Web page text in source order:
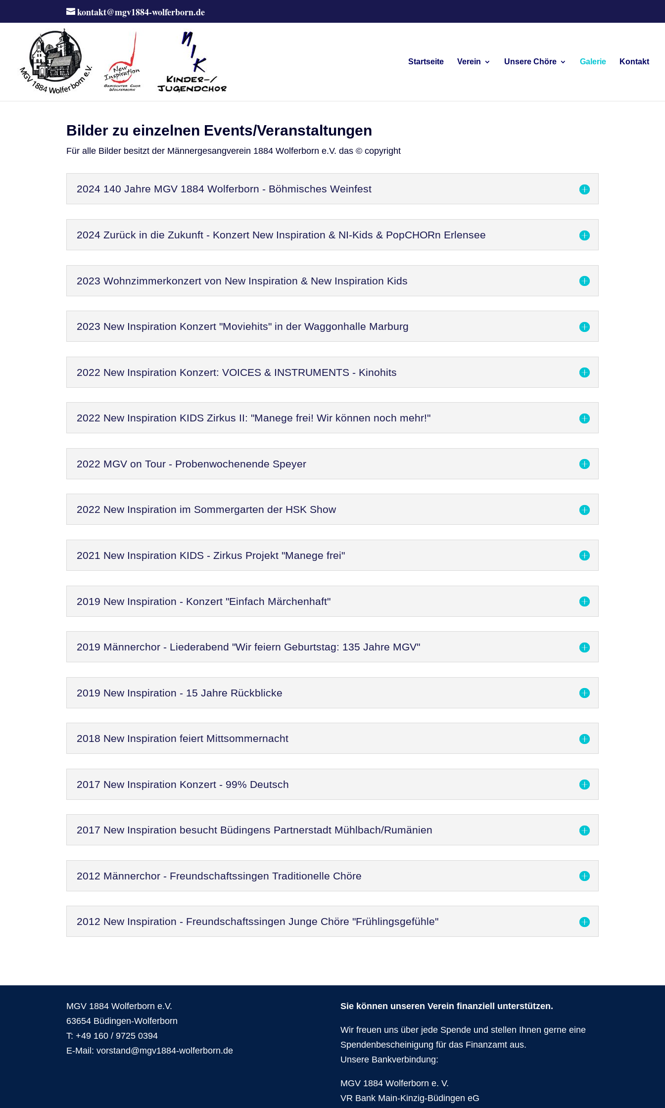
kontakt@mgv1884-wolferborn.de
Startseite Verein Unsere Chöre Galerie Kontakt
Bilder zu einzelnen Events/Veranstaltungen
Für alle Bilder besitzt der Männergesangverein 1884 Wolferborn e.V. das © copyright
2024 140 Jahre MGV 1884 Wolferborn - Böhmisches Weinfest
2024 Zurück in die Zukunft - Konzert New Inspiration & NI-Kids & PopCHORn Erlensee
2023 Wohnzimmerkonzert von New Inspiration & New Inspiration Kids
2023 New Inspiration Konzert "Moviehits" in der Waggonhalle Marburg
2022 New Inspiration Konzert: VOICES & INSTRUMENTS - Kinohits
2022 New Inspiration KIDS Zirkus II: "Manege frei! Wir können noch mehr!"
2022 MGV on Tour - Probenwochenende Speyer
2022 New Inspiration im Sommergarten der HSK Show
2021 New Inspiration KIDS - Zirkus Projekt "Manege frei"
2019 New Inspiration - Konzert "Einfach Märchenhaft"
2019 Männerchor - Liederabend "Wir feiern Geburtstag: 135 Jahre MGV"
2019 New Inspiration - 15 Jahre Rückblicke
2018 New Inspiration feiert Mittsommernacht
2017 New Inspiration Konzert - 99% Deutsch
2017 New Inspiration besucht Büdingens Partnerstadt Mühlbach/Rumänien
2012 Männerchor - Freundschaftssingen Traditionelle Chöre
2012 New Inspiration - Freundschaftssingen Junge Chöre "Frühlingsgefühle"
MGV 1884 Wolferborn e.V.
63654 Büdingen-Wolferborn
T: +49 160 / 9725 0394
E-Mail: vorstand@mgv1884-wolferborn.de
Sie können unseren Verein finanziell unterstützen.
Wir freuen uns über jede Spende und stellen Ihnen gerne eine
Spendenbescheinigung für das Finanzamt aus.
Unsere Bankverbindung:
MGV 1884 Wolferborn e. V.
VR Bank Main-Kinzig-Büdingen eG